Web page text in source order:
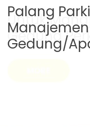
Palang
Gedung/